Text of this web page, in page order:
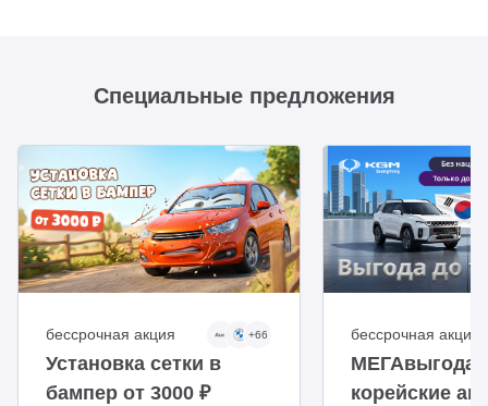
Специальные предложения
бессрочная акция +66
Установка сетки в
бампер от 3000 ₽
бессрочная акция
МЕГАвыгода
корейские